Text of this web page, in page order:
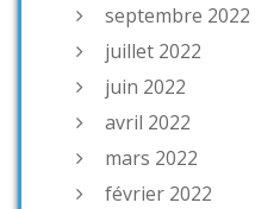
septembre 2022
juillet 2022
juin 2022
avril 2022
mars 2022
février 2022